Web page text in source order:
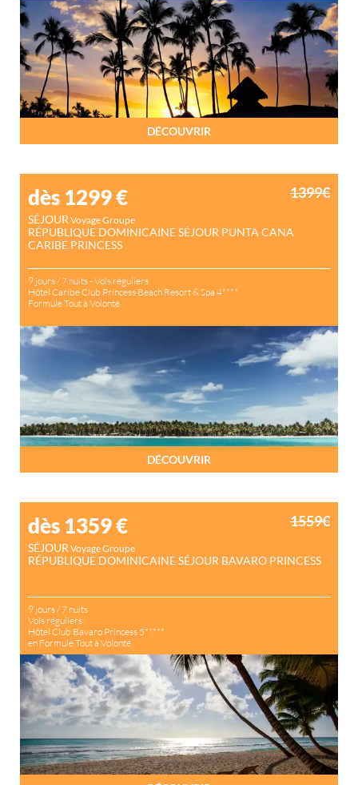
DÉCOUVRIR
dès 1299€
SÉJOUR Voyage Groupe
RÉPUBLIQUE DOMINICAINE SÉJOUR PUNTA CANA
CARIBE PRINCESS
9 jours / 7 nuits - Vols réguliers
Hôtel Caribe Club Princess Beach Resort & Spa 4****
Formule Tout à Volonté
DÉCOUVRIR
1399€
dès 1359€
SÉJOUR Voyage Groupe
RÉPUBLIQUE DOMINICAINE SÉJOUR BAVARO PRINCESS
9 jours / 7 nuits
Vols réguliers
Hôtel Club Bavaro Princess 5*****
en Formule Tout à Volonté
1559€